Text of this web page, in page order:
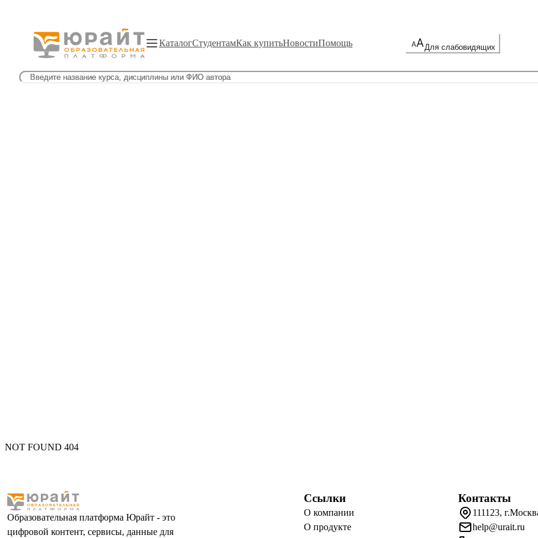
КаталогСтудентамКак купитьНовостиПомощь Для слабовидящих
NOT FOUND 404
Образовательная платформа Юрайт - это
цифровой контент, сервисы, данные для
Ссылки
О компании
О продукте
Контакты
111123,
help@urait.ru